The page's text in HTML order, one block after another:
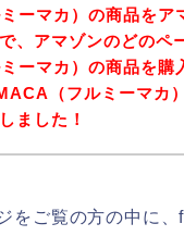
ーマカ）の商品をア
、アマゾンのどの
ーマカ）の商品を購
（フルミーマカ
ました！
をご覧の方の中に